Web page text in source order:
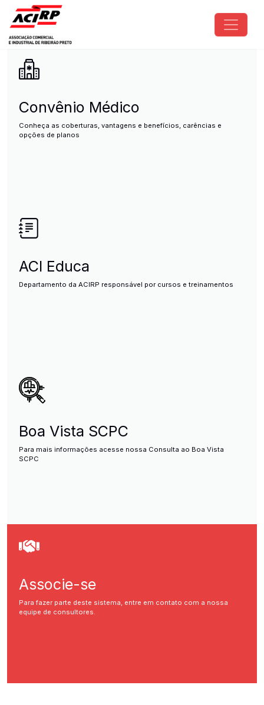
Pular para o conteúdo principal
ACIRP - Associação Comercial
Convênio Médico
Conheça as coberturas, vantagens e benefícios, carências e
opções de planos
ACI Educa
Departamento da ACIRP responsável por cursos e treinamentos
Boa Vista SCPC
Para mais informações acesse nossa Consulta ao Boa Vista
SCPC
Associe-se
Para fazer parte deste sistema, entre em contato com a nossa
equipe de consultores.